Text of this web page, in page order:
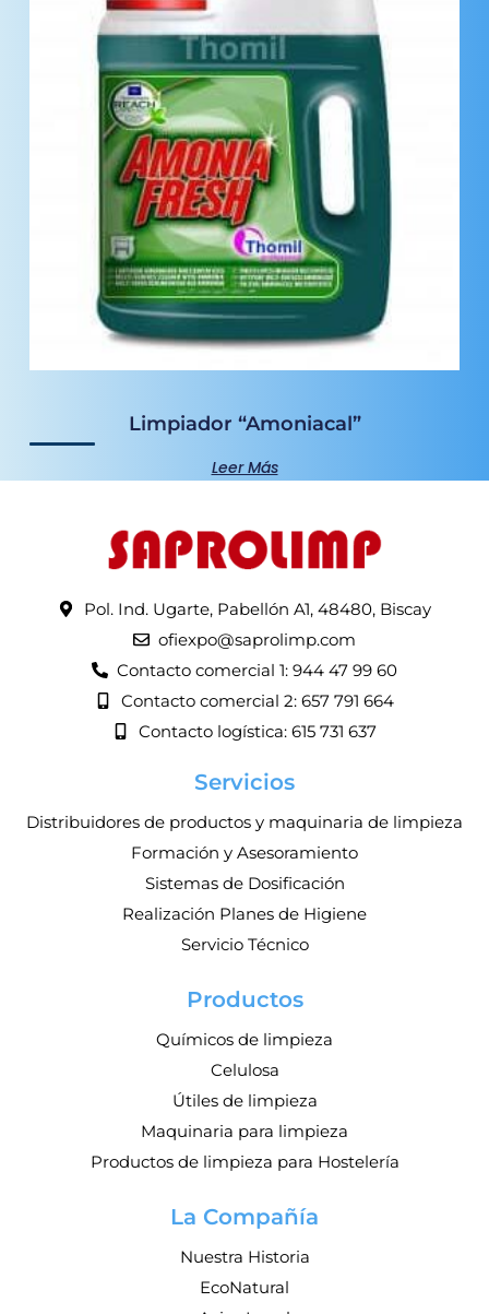
Limpiador “Amoniacal”
Leer Más
Pol. Ind. Ugarte, Pabellón A1, 48480, Biscay
ofiexpo@saprolimp.com
Contacto comercial 1: 944 47 99 60
Contacto comercial 2: 657 791 664
Contacto logística: 615 731 637
Servicios
Distribuidores de productos y maquinaria de limpieza
Formación y Asesoramiento
Sistemas de Dosificación
Realización Planes de Higiene
Servicio Técnico
Productos
Químicos de limpieza
Celulosa
Útiles de limpieza
Maquinaria para limpieza
Productos de limpieza para Hostelería
La Compañía
Nuestra Historia
EcoNatural